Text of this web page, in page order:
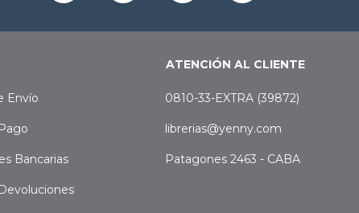
Envío
Bancarias
ATENCIÓN AL CLIENTE
0810-33-EXTRA (39872)
librerias@yenny.com
Patagones 2463 - CABA